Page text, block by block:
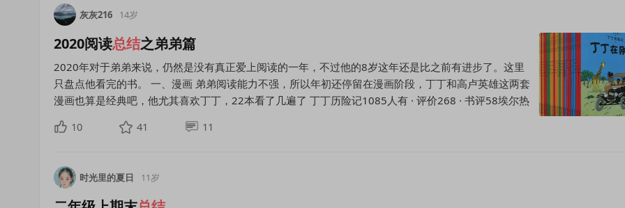
灰灰216 14岁
2020阅读总结之弟弟篇
2020年对于弟弟来说，仍然是没有真正爱上阅读的一年，不过他的8岁这年还是比之前有进步了。这里
只盘点他看完的书。 一、漫画 弟弟阅读能力不强，所以年初还停留在漫画阶段，丁丁和高卢英雄这两套
漫画也算是经典吧，他尤其喜欢丁丁，22本看了几遍了 丁丁历险记1085人有 · 评价268 · 书评58埃尔热
10
41 11
时光里的夏日 11岁